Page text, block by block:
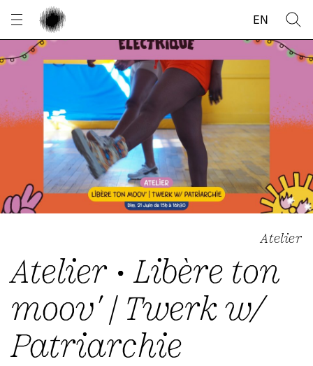
EN
Atelier
Atelier • Libère ton
moov' | Twerk w/
Patriarchie
Panneau de gestion des cookies